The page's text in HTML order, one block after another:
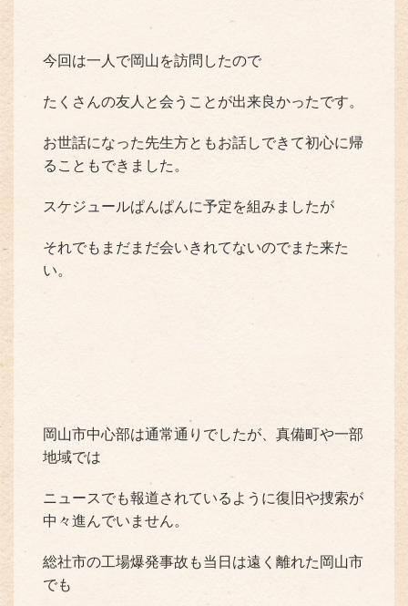
今回は一人で岡山を訪問したので
たくさんの友人と会うことが出来良かったです。
お世話になった先生方ともお話しできて初心に帰
ることもできました。
スケジュールぱんぱんに予定を組みましたが
それでもまだまだ会いきれてないのでまた来た
い。
岡山市中心部は通常通りでしたが、真備町や一部
地域では
ニュースでも報道されているように復旧や捜索が
中々進んでいません。
総社市の工場爆発事故も当日は遠く離れた岡山市
でも